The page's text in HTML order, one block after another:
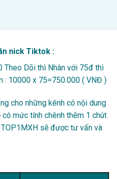
nick Tiktok :
Theo Dõi thì Nhân với 75đ thì
: 10000 x 75=750.000 ( VNĐ )
cho những kênh có nội dung
mức tính chênh thêm 1 chút
sẽ được tư vấn và